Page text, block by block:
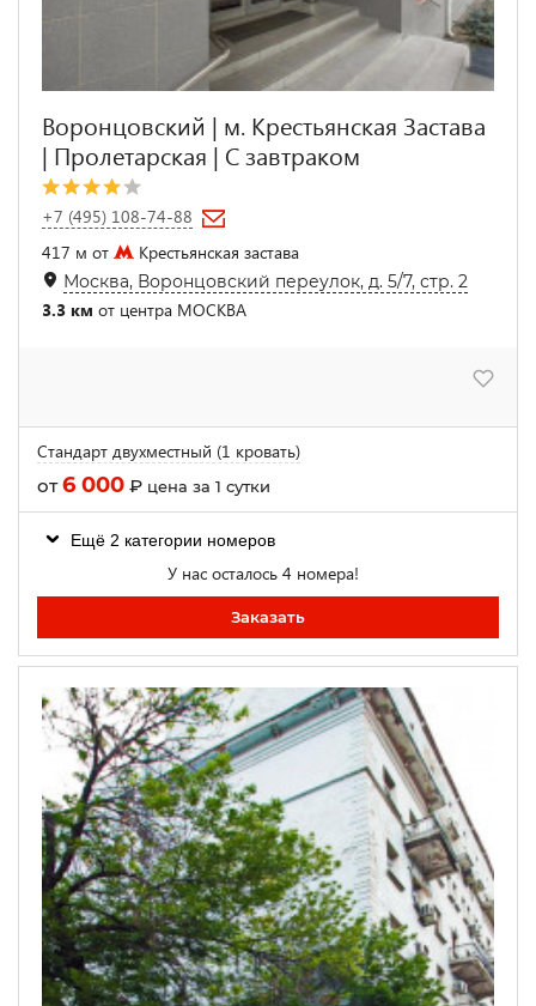
Воронцовский | м. Крестьянская Застава
| Пролетарская | С завтраком
+7 (495) 108-74-88
417 м от
Крестьянская застава
Москва, Воронцовский переулок, д. 5/7, стр. 2
3.3 км от центра МОСКВА
Стандарт двухместный (1 кровать)
от6 000 ₽ цена за 1 сутки
Ещё 2 категории номеров
У нас осталось 4 номера!
Заказать